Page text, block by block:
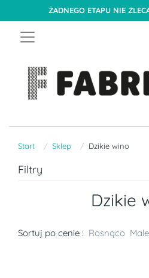
ŻADNEGO ETAPU NIE
Start Sklep Dzikie wino
Filtry
Dzikie
Sortuj po cenie : Rosnąco